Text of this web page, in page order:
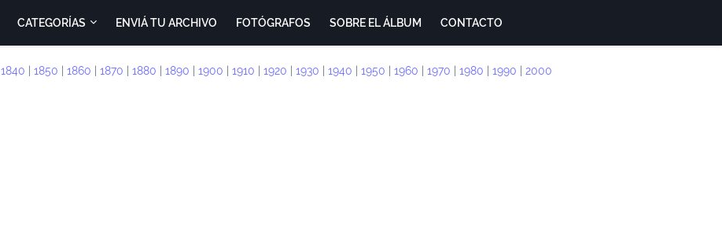
CATEGORÍAS ENVIÁ TU ARCHIVO FOTÓGRAFOS SOBRE EL ÁLBUM CONTACTO
1840 1850 1860 1870 1880 1890 1900 1910 1920 1930 1940 1950 1960 1970 1980 1990 2000